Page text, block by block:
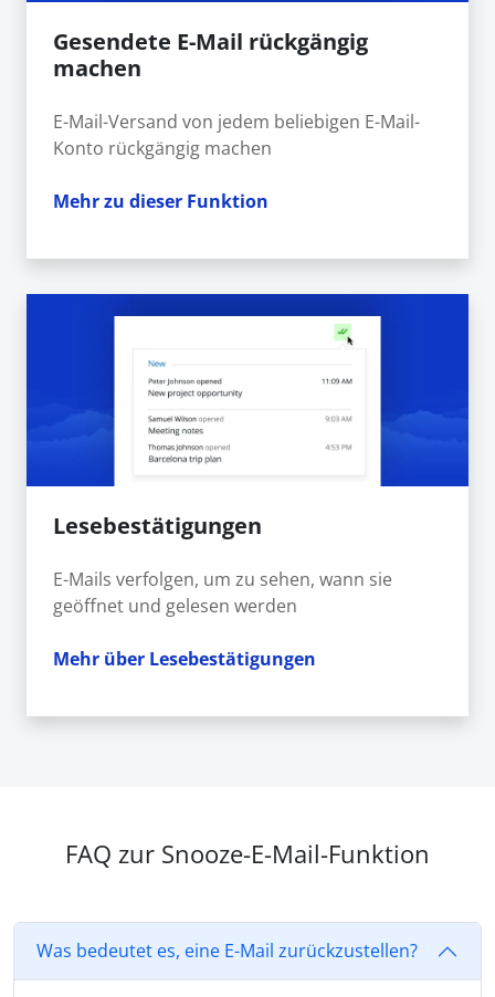
Gesendete E-Mail rückgängig
machen
E-Mail-Versand von jedem beliebigen E-Mail-
Konto rückgängig machen
Mehr zu dieser Funktion
Lesebestätigungen
E-Mails verfolgen, um zu sehen, wann sie
geöffnet und gelesen werden
Mehr über Lesebestätigungen
FAQ zur Snooze-E-Mail-Funktion
Was bedeutet es, eine E-Mail zurückzustellen?